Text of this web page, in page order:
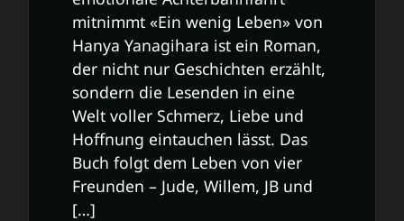
mitnimmt «Ein wenig Leben» von
Hanya Yanagihara ist ein Roman,
der nicht nur Geschichten erzählt,
sondern die Lesenden in eine
Welt voller Schmerz, Liebe und
Hoffnung eintauchen lässt. Das
Buch folgt dem Leben von vier
Freunden – Jude, Willem, JB und
[…]